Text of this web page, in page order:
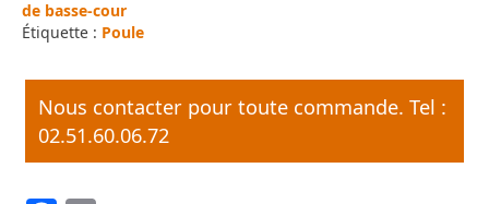
de basse-cour
Étiquette : Poule
Nous contacter pour toute commande. Tel :
02.51.60.06.72